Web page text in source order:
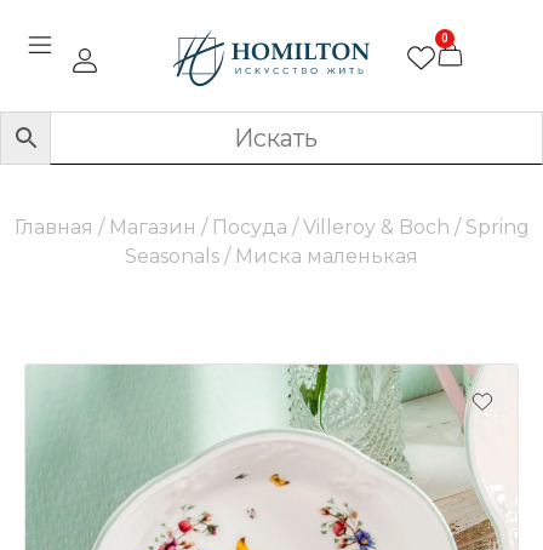
0
Главная / Магазин / Посуда / Villeroy & Boch / Spring
Seasonals / Миска маленькая